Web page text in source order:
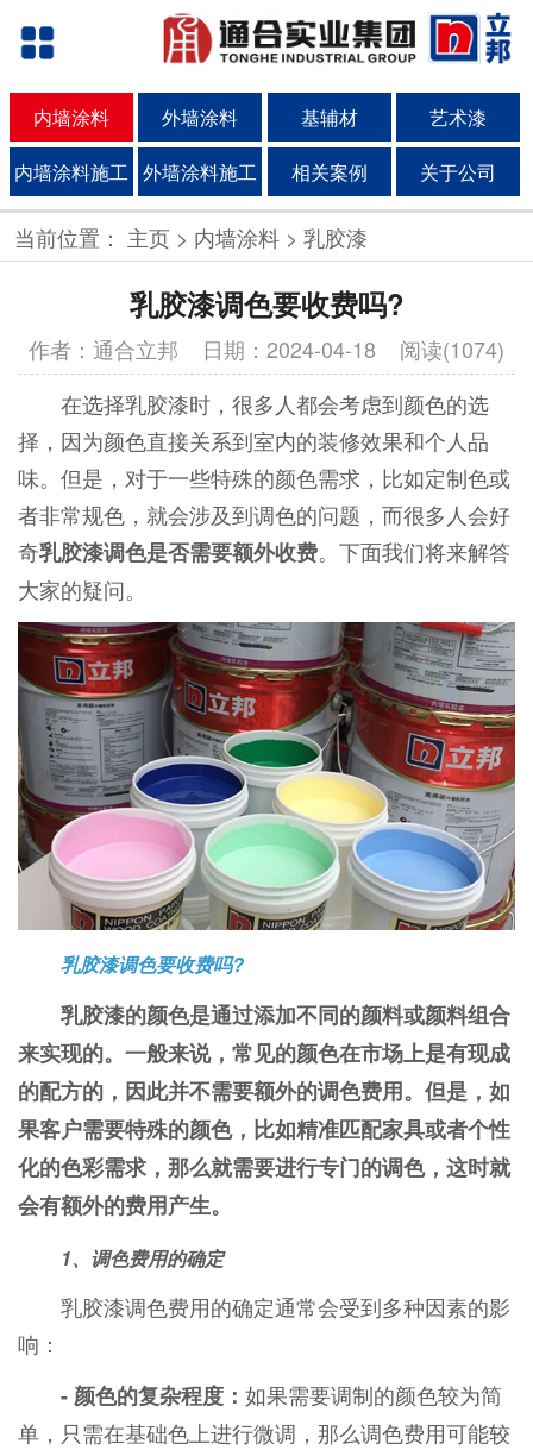
内墙涂料 外墙涂料 基辅材 艺术漆
内墙涂料施工 外墙涂料施工 相关案例 关于公司
当前位置： 主页> 内墙涂料> 乳胶漆
乳胶漆调色要收费吗?
作者：通合立邦 日期：2024-04-18 阅读(1074)
在选择乳胶漆时，很多人都会考虑到颜色的选
择，因为颜色直接关系到室内的装修效果和个人品
味。但是，对于一些特殊的颜色需求，比如定制色或
者非常规色，就会涉及到调色的问题，而很多人会好
奇乳胶漆调色是否需要额外收费。下面我们将来解答
大家的疑问。
乳胶漆调色要收费吗?
乳胶漆的颜色是通过添加不同的颜料或颜料组合
来实现的。一般来说，常见的颜色在市场上是有现成
的配方的，因此并不需要额外的调色费用。但是，如
果客户需要特殊的颜色，比如精准匹配家具或者个性
化的色彩需求，那么就需要进行专门的调色，这时就
会有额外的费用产生。
1、调色费用的确定
乳胶漆调色费用的确定通常会受到多种因素的影
响：
- 颜色的复杂程度： 如果需要调制的颜色较为简
单，只需在基础色上进行微调，那么调色费用可能较